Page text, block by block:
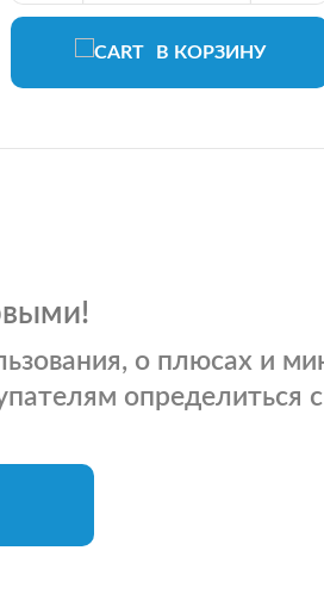
В КОРЗИНУ
о плюсах и
определиться